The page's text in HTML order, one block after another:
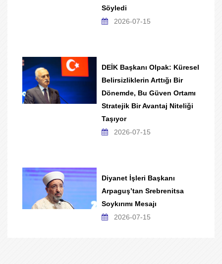
Söyledi
2026-07-15
DEİK Başkanı Olpak: Küresel
Belirsizliklerin Arttığı Bir
Dönemde, Bu Güven Ortamı
Stratejik Bir Avantaj Niteliği
Taşıyor
2026-07-15
Diyanet İşleri Başkanı
Arpaguş’tan Srebrenitsa
Soykırımı Mesajı
2026-07-15